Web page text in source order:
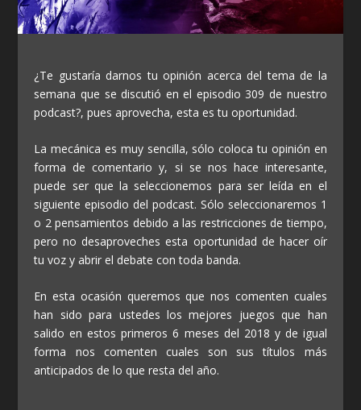
¿Te gustaría darnos tu opinión acerca del tema de la
semana que se discutió en el episodio 309 de nuestro
podcast?, pues aprovecha, esta es tu oportunidad.
La mecánica es muy sencilla, sólo coloca tu opinión en
forma de comentario y, si se nos hace interesante,
puede ser que la seleccionemos para ser leída en el
siguiente episodio del podcast. Sólo seleccionaremos 1
o 2 pensamientos debido a las restricciones de tiempo,
pero no desaproveches esta oportunidad de hacer oír
tu voz y abrir el debate con toda banda.
En esta ocasión queremos que nos comenten cuales
han sido para ustedes los mejores juegos que han
salido en estos primeros 6 meses del 2018 y de igual
forma nos comenten cuales son sus títulos más
anticipados de lo que resta del año.